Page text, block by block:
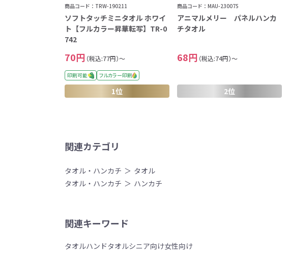
商品コード：TRW-190211
ソフトタッチミニタオル ホワイ
ト【フルカラー昇華転写】TR-0
742
70円 （税込:77円）～
印刷可能 フルカラー印刷
1位
商品コード：MAU-230075
アニマルメリー パネルハンカ
チタオル
68円 （税込:74円）～
2位
関連カテゴリ
タオル・ハンカチ
タオル
タオル・ハンカチ
ハンカチ
関連キーワード
タオルハンドタオルシニア向け女性向け